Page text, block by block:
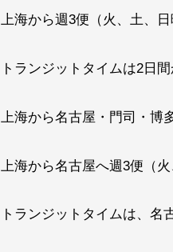
上海から週3便（火、土、日
トランジットタイムは2日
上海から名古屋・門司・博
上海から名古屋へ週3便（
トランジットタイムは、名